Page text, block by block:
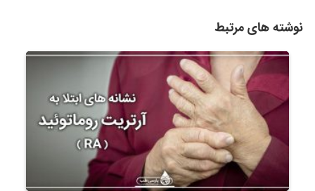
نوشته های مرتبط